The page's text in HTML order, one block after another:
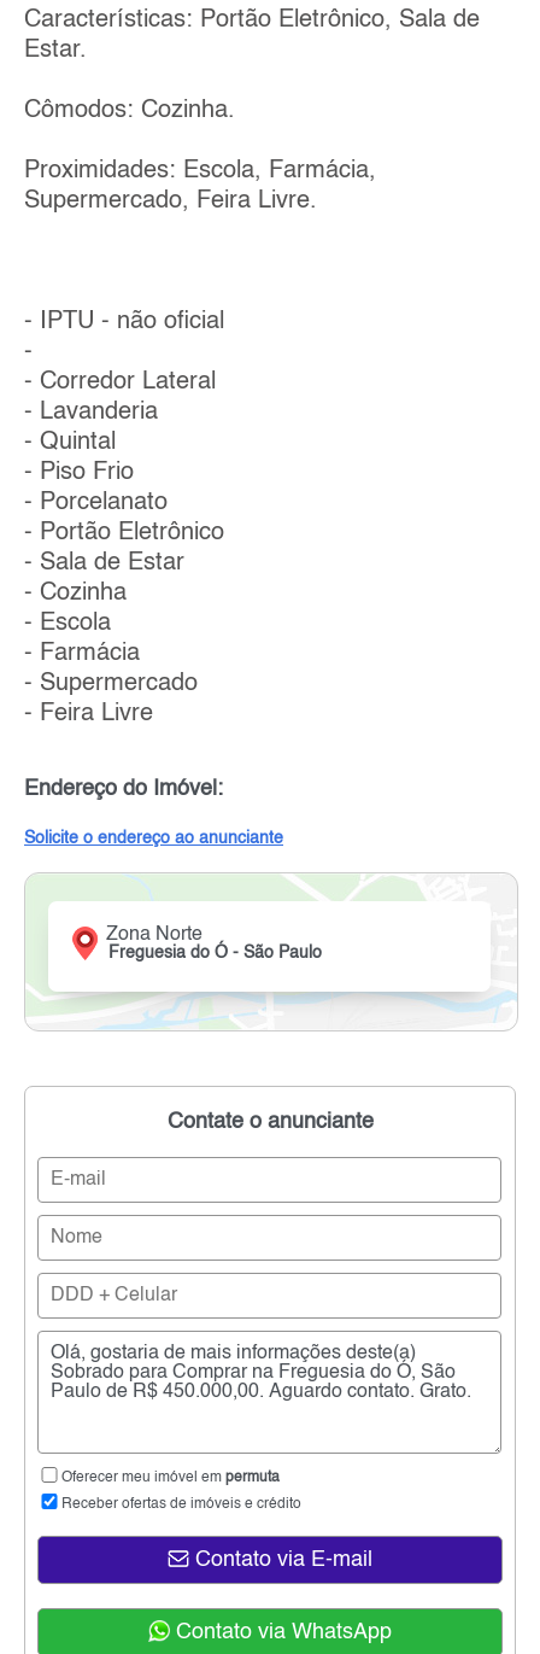
Características: Portão Eletrônico, Sala de
Estar.
Cômodos: Cozinha.
Proximidades: Escola, Farmácia,
Supermercado, Feira Livre.
- IPTU - não oficial
-
- Corredor Lateral
- Lavanderia
- Quintal
- Piso Frio
- Porcelanato
- Portão Eletrônico
- Sala de Estar
- Cozinha
- Escola
- Farmácia
- Supermercado
- Feira Livre
Endereço do Imóvel:
Solicite o endereço ao anunciante
Zona Norte
Freguesia do Ó - São Paulo
Contate o anunciante
Oferecer meu imóvel em permuta
Receber ofertas de imóveis e crédito
Contato via E-mail
Contato via WhatsApp